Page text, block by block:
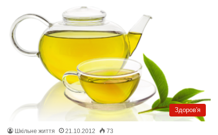
Здоров'я
Шкільне життя 21.10.2012 73